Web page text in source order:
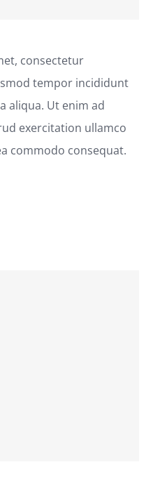
consectetur
tempor incididunt
aliqua. Ut enim ad
exercitation ullamco
commodo consequat.